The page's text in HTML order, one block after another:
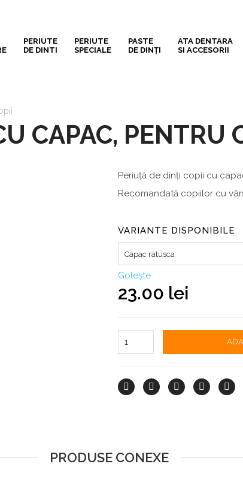
PERIUTE
DE DINTI
PERIUTE
SPECIALE
PASTE
DE DINȚI
ATA DENTARA
SI ACCESORII
CAPAC, PENTRU
Periuță de dinți copii cu
Recomandată copiilor cu
VARIANTE DISPONIBILE
Golește
23.00 lei
PRODUSE CONEXE